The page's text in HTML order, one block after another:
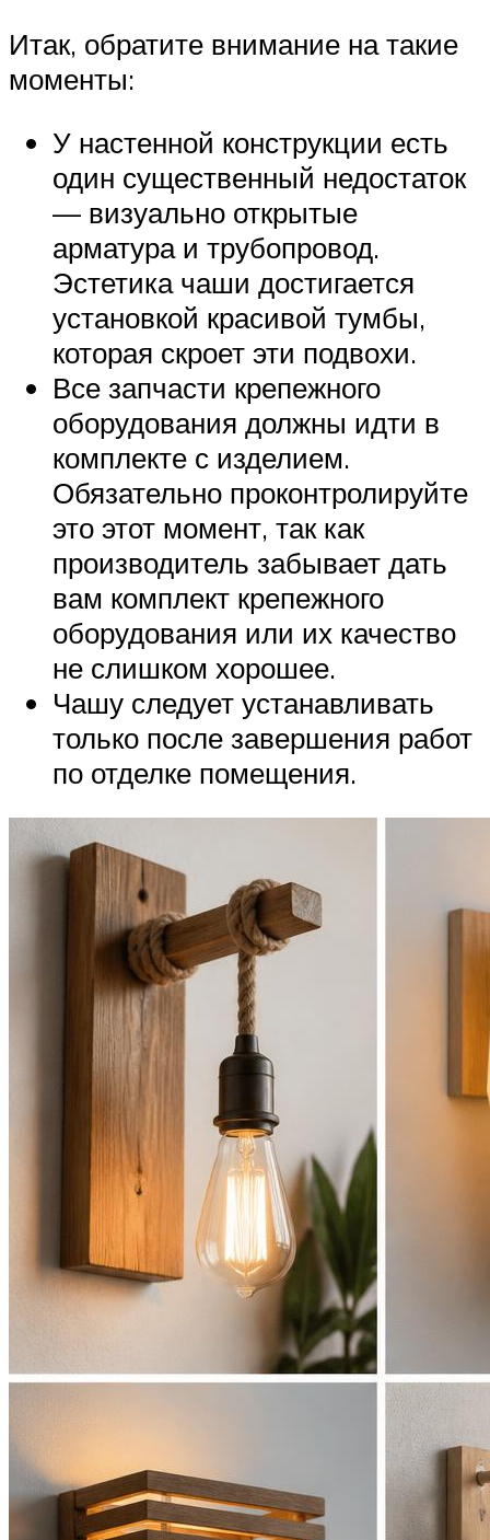
Итак, обратите внимание на такие
моменты:
У настенной конструкции есть
один существенный недостаток
— визуально открытые
арматура и трубопровод.
Эстетика чаши достигается
установкой красивой тумбы,
которая скроет эти подвохи.
Все запчасти крепежного
оборудования должны идти в
комплекте с изделием.
Обязательно проконтролируйте
это этот момент, так как
производитель забывает дать
вам комплект крепежного
оборудования или их качество
не слишком хорошее.
Чашу следует устанавливать
только после завершения работ
по отделке помещения.